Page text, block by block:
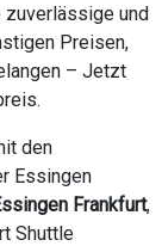
zuverlässige und
Preisen,
– Jetzt
den
Essingen
Frankfurt,
Shuttle